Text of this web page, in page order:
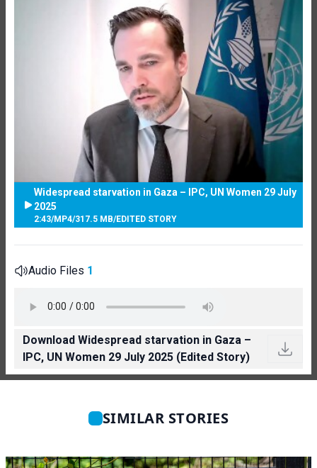
Widespread starvation in Gaza – IPC, UN Women 29 July
2025
2:43/MP4/317.5 MB/EDITED STORY
Audio Files 1
Download Widespread starvation in Gaza –
IPC, UN Women 29 July 2025 (Edited Story)
SIMILAR STORIES